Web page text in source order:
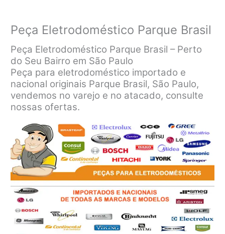
Peça Eletrodoméstico Parque Brasil
Peça Eletrodoméstico Parque Brasil – Perto
do Seu Bairro em São Paulo
Peça para eletrodoméstico importado e
nacional originais Parque Brasil, São Paulo,
vendemos no varejo e no atacado, consulte
nossas ofertas.